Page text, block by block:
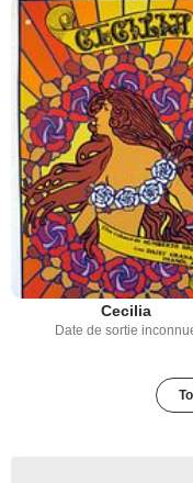
Cecilia
Date de sortie